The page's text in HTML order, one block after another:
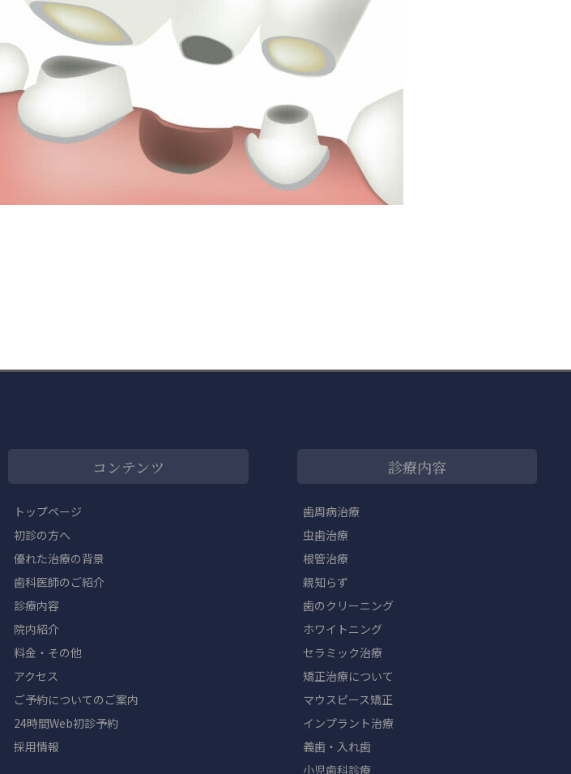
コンテンツ
トップページ
初診の方へ
優れた治療の背景
歯科医師のご紹介
診療内容
院内紹介
料金・その他
アクセス
ご予約についてのご案内
24時間Web初診予約
採用情報
診療内容
歯周病治療
虫歯治療
根管治療
親知らず
歯のクリーニング
ホワイトニング
セラミック治療
矯正治療について
マウスピース矯正
インプラント治療
義歯・入れ歯
小児歯科診療